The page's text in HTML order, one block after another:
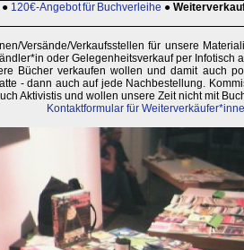
● 120€-Angebot für Buchverleihe ●
Versände/Verkaufsstellen für unsere
oder Gelegenheitsverkauf per Infotisch
Bücher verkaufen wollen und damit auch
- dann auch auf jede Nachbestellung.
Aktivistis und wollen unsere Zeit nicht mit
Kontaktformular für